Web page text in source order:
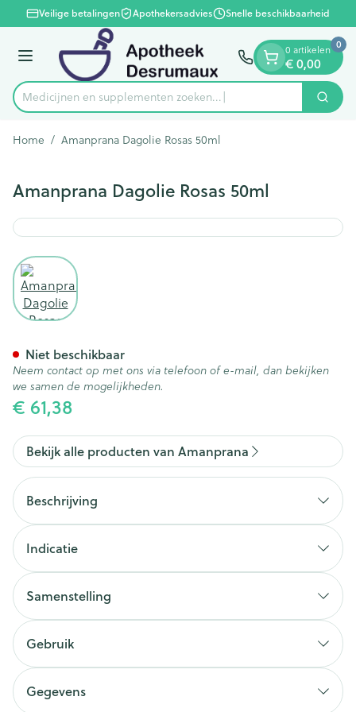
Ga naar de inhoud
1 van 1Veilige betalingen Apothekersadvies Snelle beschikbaarheid
Menu
Product, merk, categorie...
Medicijnen en supplementen zoeken... Zoek
0 artikelen
€ 0,00
0
Home / Amanprana Dagolie Rosas 50ml
Amanprana Dagolie Rosas 50ml
View larger image
€ 61,38
Niet beschikbaar
Neem contact op met ons via telefoon of e-mail, dan bekijken
we samen de mogelijkheden.
Bekijk alle producten van Amanprana
Beschrijving
Gezichtsolie als verwenning voor je gezicht en als
Indicatie
Samenstelling
Gebruik
Gegevens